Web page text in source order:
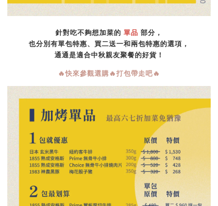
針對吃不夠想加菜的 單品 部分，
也分別有單包特惠、買二送一和兩包特惠的選項，
通通是適合中秋親友聚餐的好貨！
🔥快來參觀選購🔥打包帶走吧🔥